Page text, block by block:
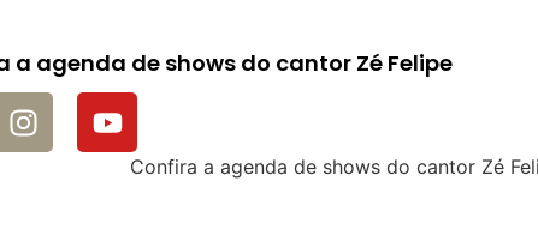
a agenda de shows do cantor Zé Felipe